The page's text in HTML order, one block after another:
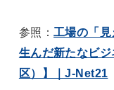
参照：工場の「
生んだ新たなビ
区）】｜J-Net21